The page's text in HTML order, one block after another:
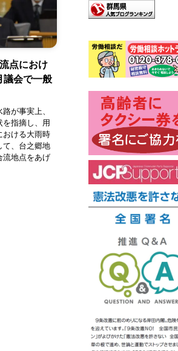
点におけ
議会で一般
が事実上、
を指摘し、用
おける大雨時
て、台之郷地
流地点をあげ